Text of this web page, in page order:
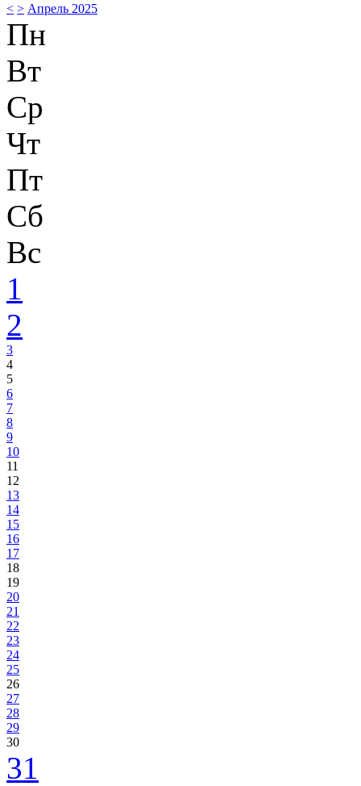
< > Апрель 2025
Пн
Вт
Ср
Чт
Пт
Сб
Вс
1
2
3
4
5
6
7
8
9
10
11
12
13
14
15
16
17
18
19
20
21
22
23
24
25
26
27
28
29
30
31